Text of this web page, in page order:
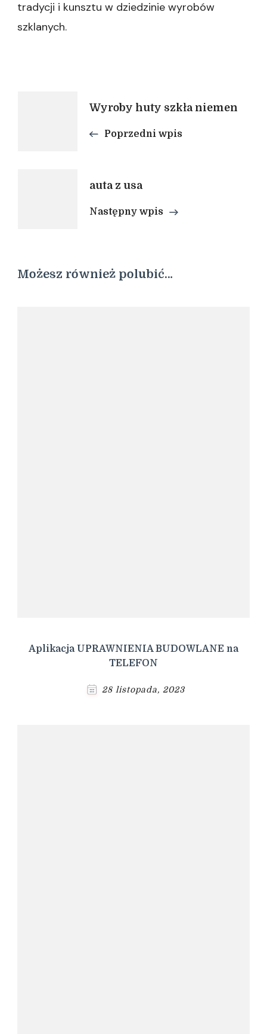
tradycji i kunsztu w dziedzinie wyrobów
szklanych.
Nawigacja
wpisu
Wyroby huty szkła niemen
Poprzedni wpis
auta z usa
Następny wpis
Możesz również polubić…
Aplikacja UPRAWNIENIA BUDOWLANE na
TELEFON
28 listopada, 2023